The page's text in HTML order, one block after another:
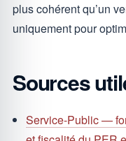
plus cohérent qu’un
uniquement pour
Sources
Service-Public —